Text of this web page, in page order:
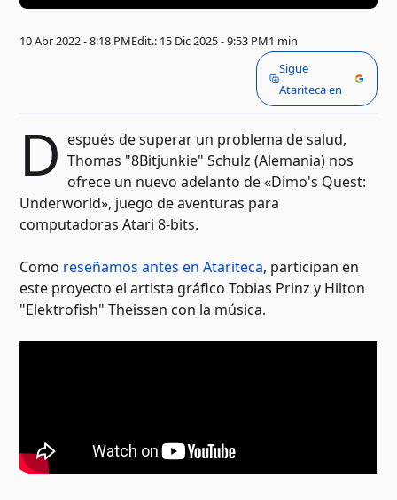
10 Abr 2022 - 8:18 PMEdit.: 15 Dic 2025 - 9:53 PM1 min
Sigue
Atariteca en
D espués de superar un problema de salud,
Thomas "8Bitjunkie" Schulz (Alemania) nos
ofrece un nuevo adelanto de «Dimo's Quest:
Underworld», juego de aventuras para
computadoras Atari 8-bits.
Como reseñamos antes en Atariteca, participan en
este proyecto el artista gráfico Tobias Prinz y Hilton
"Elektrofish" Theissen con la música.